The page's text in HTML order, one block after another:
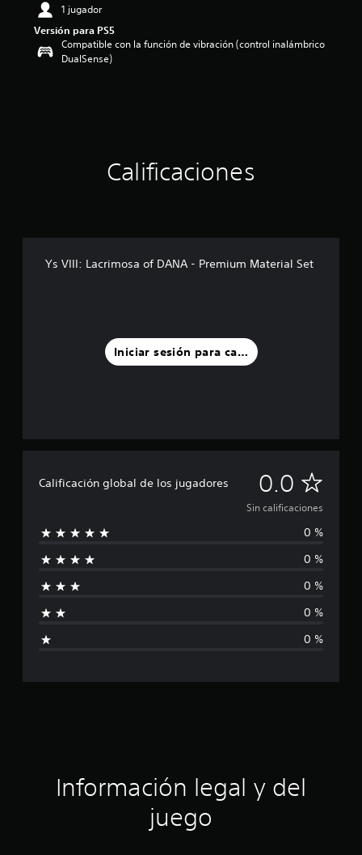
1 jugador
Versión para PS5
Compatible con la función de vibración (control inalámbrico
DualSense)
Calificaciones
Ys VIII: Lacrimosa of DANA - Premium Material Set
Iniciar sesión para calificar
Calificación global de los jugadores 0.0 S
i
n
c
a
f
a
Sin calificaciones
0 %
0 %
0 %
0 %
0 %
Información legal y del
juego